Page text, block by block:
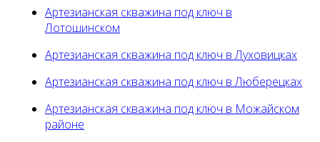
Артезианская скважина под ключ в
Лотошинском
Артезианская скважина под ключ в Луховицках
Артезианская скважина под ключ в Люберецках
Артезианская скважина под ключ в Можайском
районе